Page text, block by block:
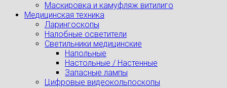
Маскировка и камуфляж витилиго
Медицинская техника
Ларингоскопы
Налобные осветители
Светильники медицинские
Напольные
Настольные / Настенные
Запасные лампы
Цифровые видеокольпоскопы